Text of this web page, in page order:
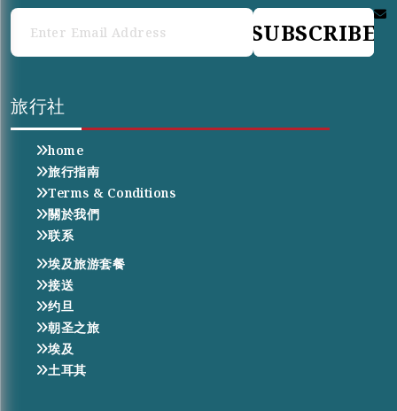
SUBSCRIBE
旅行社
home
旅行指南
Terms & Conditions
關於我們
联系
埃及旅游套餐
接送
约旦
朝圣之旅
埃及
土耳其